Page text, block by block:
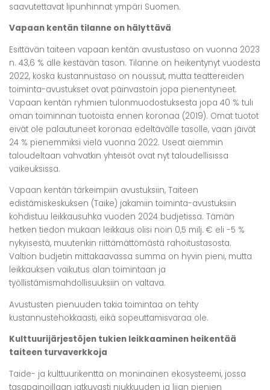
saavutettavat lipunhinnat ympäri Suomen.
Vapaan kentän tilanne on hälyttävä
Esittävän taiteen vapaan kentän avustustaso on vuonna 2023
n. 43,6 % alle kestävän tason. Tilanne on heikentynyt vuodesta
2022, koska kustannustaso on noussut, mutta teattereiden
toiminta-avustukset ovat päinvastoin jopa pienentyneet.
Vapaan kentän ryhmien tulonmuodostuksesta jopa 40 % tuli
oman toiminnan tuotoista ennen koronaa (2019). Omat tuotot
eivät ole palautuneet koronaa edeltävälle tasolle, vaan jäivät
24 % pienemmiksi vielä vuonna 2022. Useat aiemmin
taloudeltaan vahvatkin yhteisöt ovat nyt taloudellisissa
vaikeuksissa.
Vapaan kentän tärkeimpiin avustuksiin, Taiteen
edistämiskeskuksen (Taike) jakamiin toiminta-avustuksiin
kohdistuu leikkausuhka vuoden 2024 budjetissa. Tämän
hetken tiedon mukaan leikkaus olisi noin 0,5 milj. € eli -5 %
nykyisestä, muutenkin riittämättömästä rahoitustasosta.
Valtion budjetin mittakaavassa summa on hyvin pieni, mutta
leikkauksen vaikutus alan toimintaan ja
työllistämismahdollisuuksiin on valtava.
Avustusten pienuuden takia toimintaa on tehty
kustannustehokkaasti, eikä sopeuttamisvaraa ole.
Kulttuurijärjestöjen tukien leikkaaminen heikentää
taiteen turvaverkkoja
Taide- ja kulttuurikenttä on moninainen ekosysteemi, jossa
tasapainoillaan jatkuvasti niukkuuden ja liian pienien